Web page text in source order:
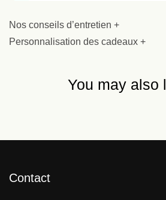
Nos conseils d’entretien +
Personnalisation des cadeaux +
You may
Contact